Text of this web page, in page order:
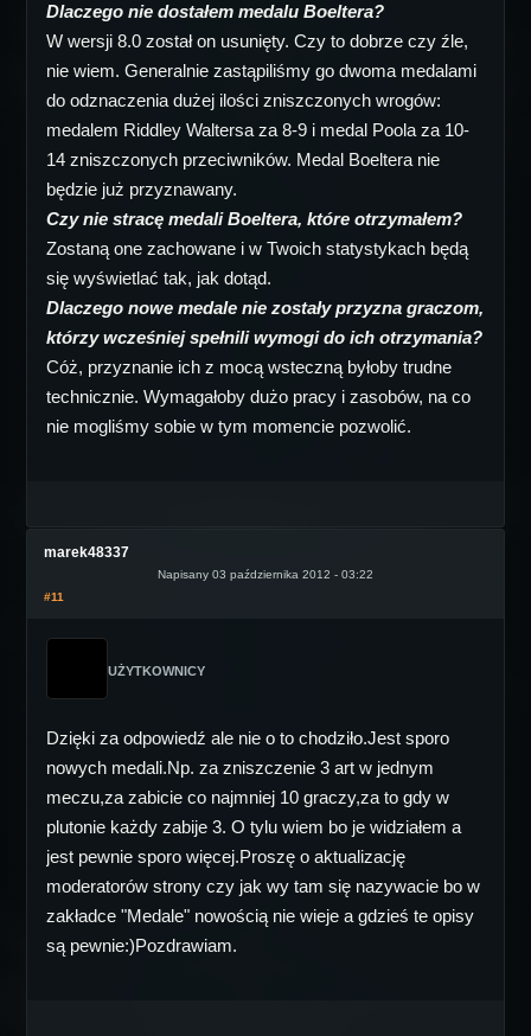
Dlaczego nie dostałem medalu Boeltera?
W wersji 8.0 został on usunięty. Czy to dobrze czy źle,
nie wiem. Generalnie zastąpiliśmy go dwoma medalami
do odznaczenia dużej ilości zniszczonych wrogów:
medalem Riddley Waltersa za 8-9 i medal Poola za 10-
14 zniszczonych przeciwników. Medal Boeltera nie
będzie już przyznawany.
Czy nie stracę medali Boeltera, które otrzymałem?
Zostaną one zachowane i w Twoich statystykach będą
się wyświetlać tak, jak dotąd.
Dlaczego nowe medale nie zostały przyzna graczom,
którzy wcześniej spełnili wymogi do ich otrzymania?
Cóż, przyznanie ich z mocą wsteczną byłoby trudne
technicznie. Wymagałoby dużo pracy i zasobów, na co
nie mogliśmy sobie w tym momencie pozwolić.
marek48337
Napisany 03 października 2012 - 03:22
#11
UŻYTKOWNICY
Dzięki za odpowiedź ale nie o to chodziło.Jest sporo
nowych medali.Np. za zniszczenie 3 art w jednym
meczu,za zabicie co najmniej 10 graczy,za to gdy w
plutonie każdy zabije 3. O tylu wiem bo je widziałem a
jest pewnie sporo więcej.Proszę o aktualizację
moderatorów strony czy jak wy tam się nazywacie bo w
zakładce "Medale" nowością nie wieje a gdzieś te opisy
są pewnie:)Pozdrawiam.